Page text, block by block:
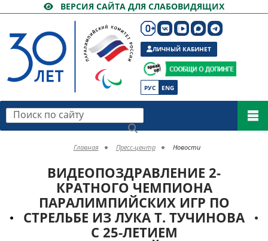
ВЕРСИЯ САЙТА ДЛЯ СЛАБОВИДЯЩИХ
РУС ENG
ЛИЧНЫЙ КАБИНЕТ
Поиск по сайту
Главная Пресс-центр Новости
ВИДЕОПОЗДРАВЛЕНИЕ 2-
КРАТНОГО ЧЕМПИОНА
ПАРАЛИМПИЙСКИХ ИГР ПО
СТРЕЛЬБЕ ИЗ ЛУКА Т. ТУЧИНОВА
С 25-ЛЕТИЕМ